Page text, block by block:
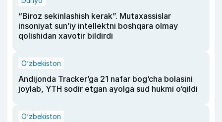
“Biroz sekinlashish kerak”. Mutaxassislar
insoniyat sun’iy intellektni boshqara olmay
qolishidan xavotir bildirdi
O‘zbekiston
Andijonda Tracker’ga 21 nafar bog‘cha bolasini
joylab, YTH sodir etgan ayolga sud hukmi o‘qildi
O‘zbekiston